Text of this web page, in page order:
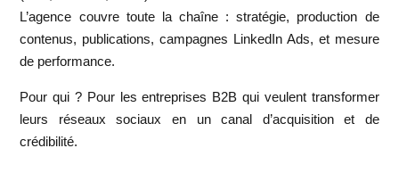
L’agence couvre toute la chaîne : stratégie, production de
contenus, publications, campagnes LinkedIn Ads, et mesure
de performance.
Pour qui ? Pour les entreprises B2B qui veulent transformer
leurs réseaux sociaux en un canal d’acquisition et de
crédibilité.